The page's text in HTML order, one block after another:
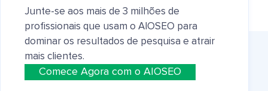
Junte-se aos mais de 3 milhões de
profissionais que usam o AIOSEO para
dominar os resultados de pesquisa e atrair
mais clientes.
Comece Agora com o AIOSEO